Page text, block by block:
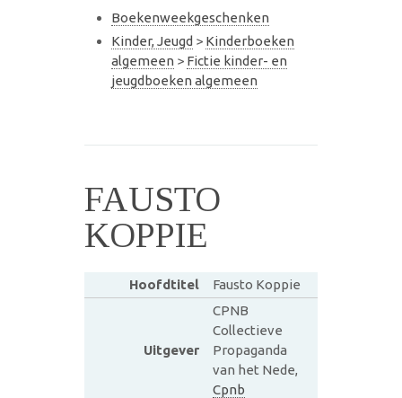
Boekenweekgeschenken
Kinder, Jeugd > Kinderboeken
algemeen > Fictie kinder- en
jeugdboeken algemeen
FAUSTO
KOPPIE
Hoofdtitel Fausto Koppie
Uitgever
CPNB
Collectieve
Propaganda
van het Nede,
Cpnb